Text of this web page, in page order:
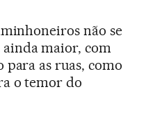
não se
maior, com
para as ruas, como
o temor do